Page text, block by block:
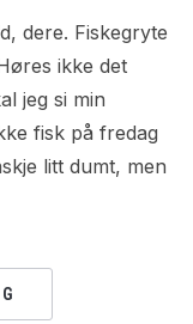
dere. Fiskegryte
ikke det
jeg si min
fisk på fredag
litt dumt, men